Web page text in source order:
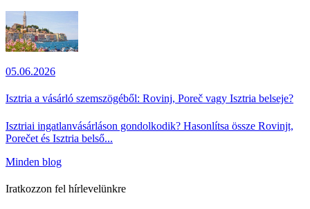
05.06.2026
Isztria a vásárló szemszögéből: Rovinj, Poreč vagy Isztria belseje?
Isztriai ingatlanvásárláson gondolkodik? Hasonlítsa össze Rovinjt,
Porečet és Isztria belső...
Minden blog
Iratkozzon fel hírlevelünkre